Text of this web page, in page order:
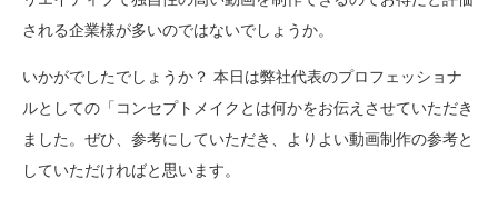
される企業様が多いのではないでしょうか。
いかがでしたでしょうか？ 本日は弊社代表のプロフェッショナ
ルとしての「コンセプトメイクとは何かをお伝えさせていただき
ました。ぜひ、参考にしていただき、よりよい動画制作の参考と
していただければと思います。